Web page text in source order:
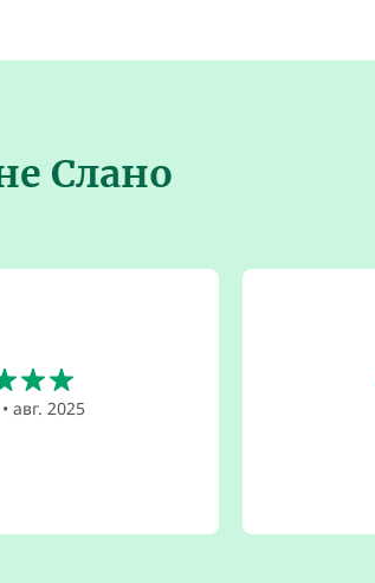
Слано
• авг. 2025